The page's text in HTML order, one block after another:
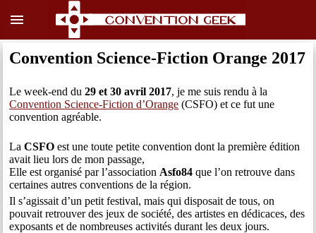
menu
Convention Science-Fiction Orange 2017
Le week-end du29 et 30 avril 2017, je me suis rendu à la
Convention Science-Fiction d’Orange (CSFO) et ce fut une
convention agréable.
LaCSFO est une toute petite convention dont la première édition
avait lieu lors de mon passage,
Elle est organisé par l’association Asfo84 que l’on retrouve dans
certaines autres conventions de la région.
Il s’agissait d’un petit festival, mais qui disposait de tous, on
pouvait retrouver des jeux de société, des artistes en dédicaces, des
exposants et de nombreuses activités durant les deux jours.